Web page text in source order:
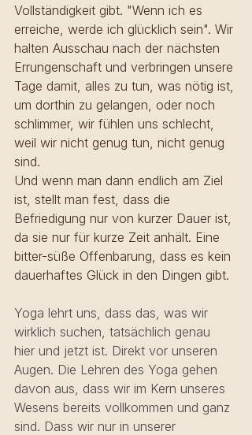
Vollständigkeit gibt. "Wenn ich es
erreiche, werde ich glücklich sein". Wir
halten Ausschau nach der nächsten
Errungenschaft und verbringen unsere
Tage damit, alles zu tun, was nötig ist,
um dorthin zu gelangen, oder noch
schlimmer, wir fühlen uns schlecht,
weil wir nicht genug tun, nicht genug
sind.
Und wenn man dann endlich am Ziel
ist, stellt man fest, dass die
Befriedigung nur von kurzer Dauer ist,
da sie nur für kurze Zeit anhält. Eine
bitter-süße Offenbarung, dass es kein
dauerhaftes Glück in den Dingen gibt.
Yoga lehrt uns, dass das, was wir
wirklich suchen, tatsächlich genau
hier und jetzt ist. Direkt vor unseren
Augen. Die Lehren des Yoga gehen
davon aus, dass wir im Kern unseres
Wesens bereits vollkommen und ganz
sind. Dass wir nur in unserer